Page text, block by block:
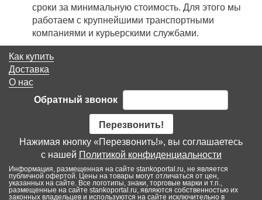
сроки за минимальную стоимость. Для этого мы
работаем с крупнейшими транспортными
компаниями и курьерскими службами.
Как купить
Доставка
О нас
Обратный звонок
Перезвонить!
Нажимая кнопку «Перезвонить!», вы соглашаетесь
с нашей Политикой конфиденциальности
Информация, размещенная на сайте stankoportal.ru, не является
публичной офертой. Цены на товары могут отличаться от цен,
указанных на сайте. Все логотипы, знаки, торговые марки и т.п.,
размещенные на сайте stankoportal.ru, являются собственностью их
законных владельцев и используются на сайте исключительно в